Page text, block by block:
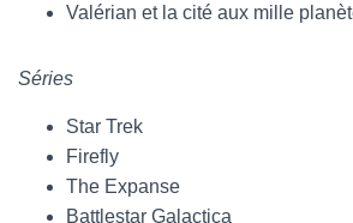
Valérian et la cité aux mille
Séries
Star Trek
Firefly
The Expanse
Battlestar Galactica